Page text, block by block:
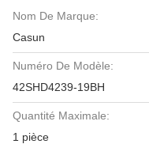
Nom De Marque:
Casun
Numéro De Modèle:
42SHD4239-19BH
Quantité Maximale:
1 pièce